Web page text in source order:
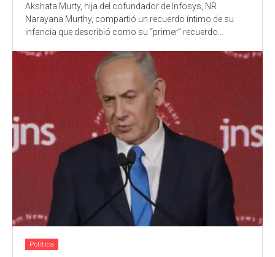
Akshata Murty, hija del cofundador de Infosys, NR
Narayana Murthy, compartió un recuerdo íntimo de su
infancia que describió como su “primer” recuerdo...
Política